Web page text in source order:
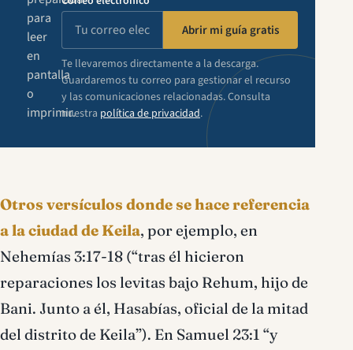
para
leer
en
pantalla
o
imprimir.
Abrir mi guía gratis
Te llevaremos directamente a la descarga.
Guardaremos tu correo para gestionar el recurso
y las comunicaciones relacionadas. Consulta
nuestra política de privacidad.
Otros versículos donde se hace referencia
a la ciudad de Keila, por ejemplo, en
Nehemías 3:17-18 (“tras él hicieron
reparaciones los levitas bajo Rehum, hijo de
Bani. Junto a él, Hasabías, oficial de la mitad
del distrito de Keila”). En Samuel 23:1 “y